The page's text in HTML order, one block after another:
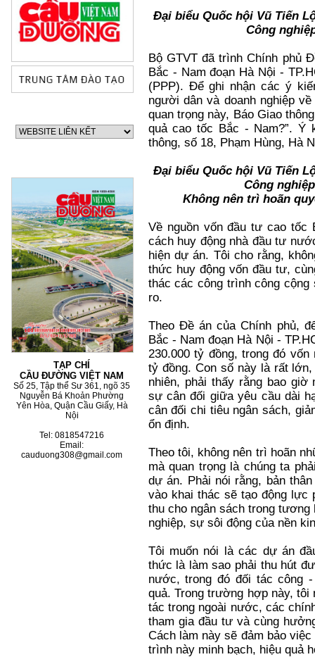
TẠP CHÍ
CẦU ĐƯỜNG VIỆT NAM
Số 25, Tập thể Sư 361, ngõ 35
Nguyễn Bá Khoản Phường
Yên Hòa, Quận Cầu Giấy, Hà
Nội
Tel: 0818547216
Email:
cauduong308@gmail.com
Đại biểu Quốc hội Vũ Tiến
Công
Bộ GTVT đã trình Chính phủ
Bắc - Nam đoạn Hà Nội -
(PPP). Để ghi nhận các ý
người dân và doanh nghiệp
quan trọng này, Báo Giao
quả cao tốc Bắc - Nam?”. Ý
thông, số 18, Phạm Hùng, Hà
Đại biểu Quốc hội Vũ Tiến
Công
Không nên trì hoãn
Về nguồn vốn đầu tư cao tốc
cách huy động nhà đầu tư
hiện dự án. Tôi cho rằng,
thức huy động vốn đầu tư,
thác các công trình công
ro.
Theo Đề án của Chính phủ,
Bắc - Nam đoạn Hà Nội -
230.000 tỷ đồng, trong đó
tỷ đồng. Con số này là rất
nhiên, phải thấy rằng bao
sự cân đối giữa yêu cầu dài
cân đối chi tiêu ngân sách,
ổn định.
Theo tôi, không nên trì hoãn
mà quan trọng là chúng ta
dự án. Phải nói rằng, bản
vào khai thác sẽ tạo động lực
thu cho ngân sách trong
nghiệp, sự sôi động của nền
Tôi muốn nói là các dự án
thức là làm sao phải thu hút
nước, trong đó đối tác công
quả. Trong trường hợp này,
tác trong ngoài nước, các
tham gia đầu tư và cùng
Cách làm này sẽ đảm bảo
trình này minh bạch, hiệu quả